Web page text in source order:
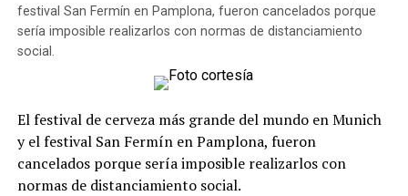
festival San Fermín en Pamplona, fueron cancelados porque
sería imposible realizarlos con normas de distanciamiento
social.
El festival de cerveza más grande del mundo en Munich
y el festival San Fermín en Pamplona, fueron
cancelados porque sería imposible realizarlos con
normas de distanciamiento social.